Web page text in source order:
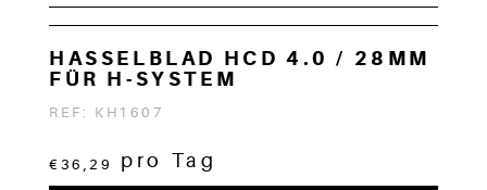
HASSELBLAD HCD 4.0 / 28MM
FÜR H-SYSTEM
REF: KH1607
€36,29 pro Tag